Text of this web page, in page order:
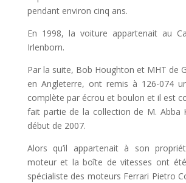
pendant environ cinq ans.
En 1998, la voiture appartenait au
Irlenborn.
Par la suite, Bob Houghton et MHT de
en Angleterre, ont remis à 126-074
complète par écrou et boulon et il est
fait partie de la collection de M. Abba
début de 2007.
Alors qu’il appartenait à son
moteur et la boîte de vitesses ont
spécialiste des moteurs Ferrari Pietro